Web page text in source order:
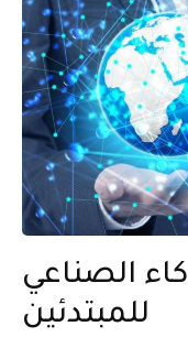
الصناعي
للمبتدئين